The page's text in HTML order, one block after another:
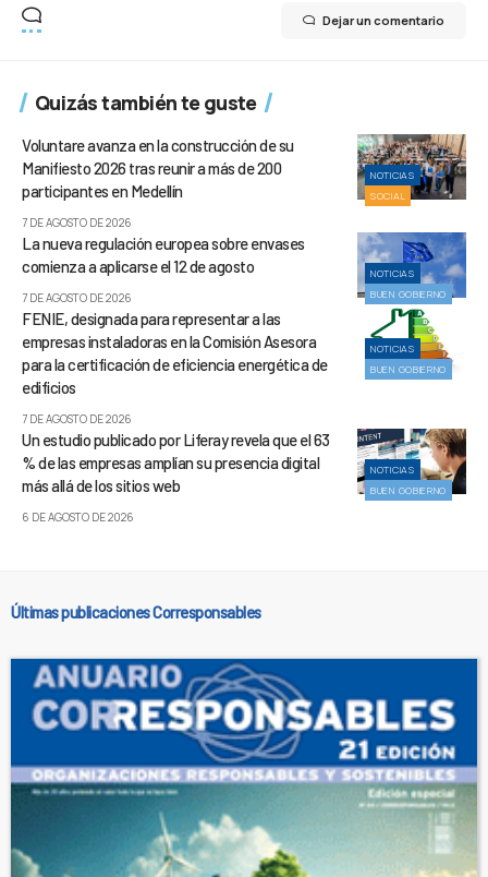
Dejar un comentario
Quizás también te guste
NOTICIAS
SOCIAL
Voluntare avanza en la construcción de su
Manifiesto 2026 tras reunir a más de 200
participantes en Medellín
7 DE AGOSTO DE 2026
NOTICIAS
BUEN GOBIERNO
La nueva regulación europea sobre envases
comienza a aplicarse el 12 de agosto
7 DE AGOSTO DE 2026
NOTICIAS
BUEN GOBIERNO
FENIE, designada para representar a las
empresas instaladoras en la Comisión Asesora
para la certificación de eficiencia energética de
edificios
7 DE AGOSTO DE 2026
NOTICIAS
BUEN GOBIERNO
Un estudio publicado por Liferay revela que el 63
% de las empresas amplían su presencia digital
más allá de los sitios web
6 DE AGOSTO DE 2026
Últimas publicaciones Corresponsables